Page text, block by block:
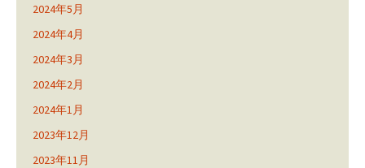
2024年5月
2024年4月
2024年3月
2024年2月
2024年1月
2023年12月
2023年11月